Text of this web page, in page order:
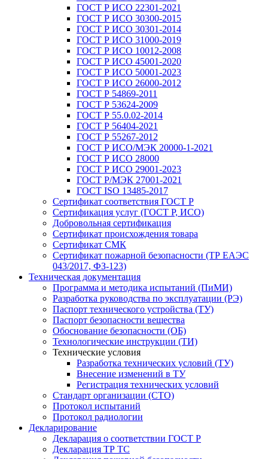
ГОСТ Р ИСО 22301-2021
ГОСТ Р ИСО 30300-2015
ГОСТ Р ИСО 30301-2014
ГОСТ Р ИСО 31000-2019
ГОСТ Р ИСО 10012-2008
ГОСТ Р ИСО 45001-2020
ГОСТ Р ИСО 50001-2023
ГОСТ Р ИСО 26000-2012
ГОСТ Р 54869-2011
ГОСТ Р 53624-2009
ГОСТ Р 55.0.02-2014
ГОСТ Р 56404-2021
ГОСТ Р 55267-2012
ГОСТ Р ИСО/МЭК 20000-1-2021
ГОСТ Р ИСО 28000
ГОСТ Р ИСО 29001-2023
ГОСТ Р/МЭК 27001-2021
ГОСТ ISO 13485-2017
Сертификат соответствия ГОСТ Р
Сертификация услуг (ГОСТ Р, ИСО)
Добровольная сертификация
Сертификат происхождения товара
Сертификат СМК
Сертификат пожарной безопасности (ТР ЕАЭС
043/2017, ФЗ-123)
Техническая документация
Программа и методика испытаний (ПиМИ)
Разработка руководства по эксплуатации (РЭ)
Паспорт технического устройства (ТУ)
Паспорт безопасности вещества
Обоснование безопасности (ОБ)
Технологические инструкции (ТИ)
Технические условия
Разработка технических условий (ТУ)
Внесение изменений в ТУ
Регистрация технических условий
Стандарт организации (СТО)
Протокол испытаний
Протокол радиологии
Декларирование
Декларация о соответствии ГОСТ Р
Декларация ТР ТС